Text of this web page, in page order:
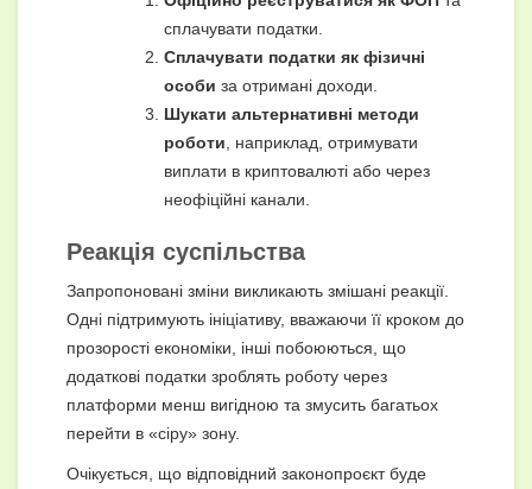
сплачувати податки.
Сплачувати податки як фізичні
особи за отримані доходи.
Шукати альтернативні методи
роботи , наприклад, отримувати
виплати в криптовалюті або через
неофіційні канали.
Реакція суспільства
Запропоновані зміни викликають змішані реакції.
Одні підтримують ініціативу, вважаючи її кроком до
прозорості економіки, інші побоюються, що
додаткові податки зроблять роботу через
платформи менш вигідною та змусить багатьох
перейти в «сіру» зону.
Очікується, що відповідний законопроєкт буде